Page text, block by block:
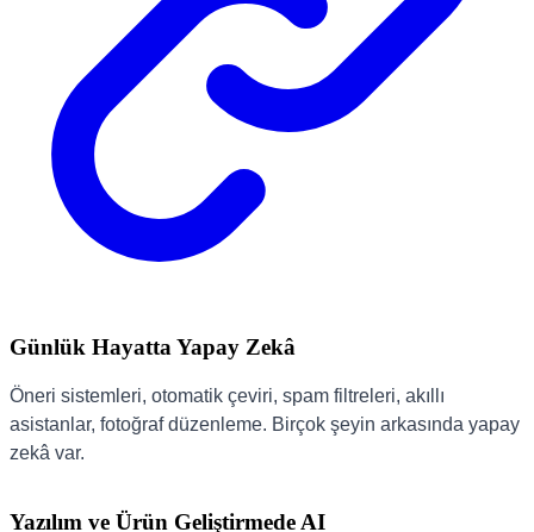
Günlük Hayatta Yapay Zekâ
Öneri sistemleri, otomatik çeviri, spam filtreleri, akıllı
asistanlar, fotoğraf düzenleme. Birçok şeyin arkasında yapay
zekâ var.
Yazılım ve Ürün Geliştirmede AI